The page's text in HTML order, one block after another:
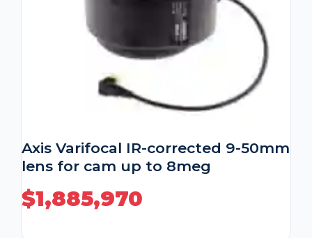
Axis Varifocal IR-corrected 9-50mm
lens for cam up to 8meg
$1,885,970